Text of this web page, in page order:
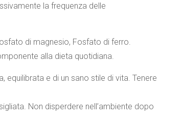
la frequenza delle
di magnesio, Fosfato di ferro.
alla dieta quotidiana.
equilibrata e di un sano stile di vita. Tenere
Non disperdere nell’ambiente dopo